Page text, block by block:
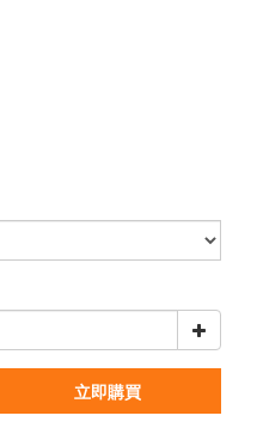
立即購買